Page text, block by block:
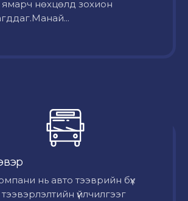
нөхцөлд зохион
нь авто тээврийн бүх
үйлчилгээг